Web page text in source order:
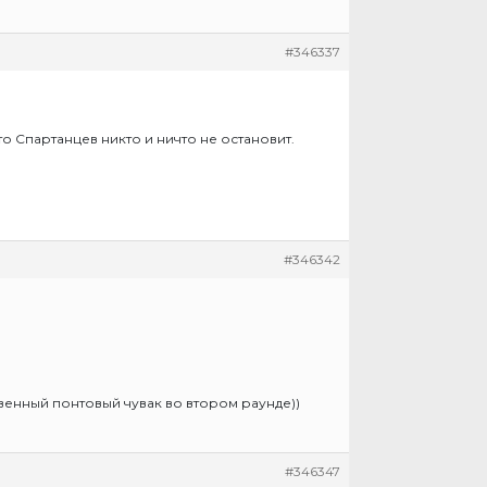
#346337
Спартанцев никто и ничто не остановит.
#346342
понтовый чувак во втором раунде))
#346347